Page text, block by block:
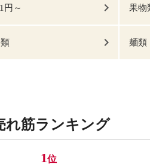
円～ 果物
麺類
れ筋ランキング
1位